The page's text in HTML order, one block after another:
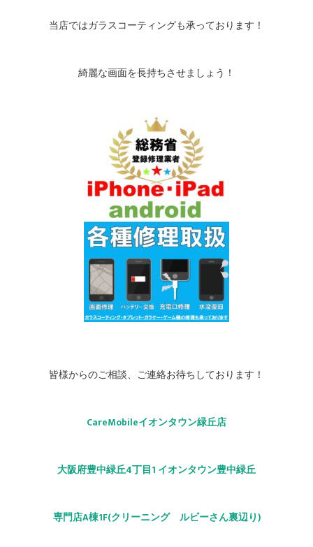
当店ではガラスコーティングも承っております！
綺麗な画面を長持ちさせましょう！
皆様からのご相談、ご連絡お待ちしております！
CareMobileイオンタウン緑丘店
大阪府豊中緑丘4丁目1 イオンタウン豊中緑丘
専門店A棟1F(クリーニング ルビーさん裏辺り)